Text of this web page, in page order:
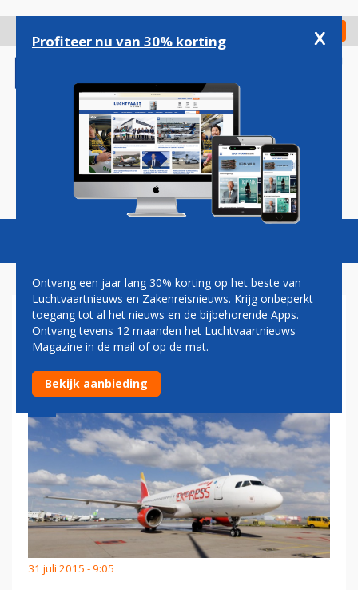
gaan
Check in
Magazine Podcasts Vacatures
HOGERE WINST IAG DANKZIJ
KOSTENBESPARINGEN
31 juli 2015 - 9:05
Profiteer nu van 30% korting x
Ontvang een jaar lang 30% korting op het beste van
Luchtvaartnieuws en Zakenreisnieuws. Krijg onbeperkt
toegang tot al het nieuws en de bijbehorende Apps.
Ontvang tevens 12 maanden het Luchtvaartnieuws
Magazine in de mail of op de mat.
Bekijk aanbieding